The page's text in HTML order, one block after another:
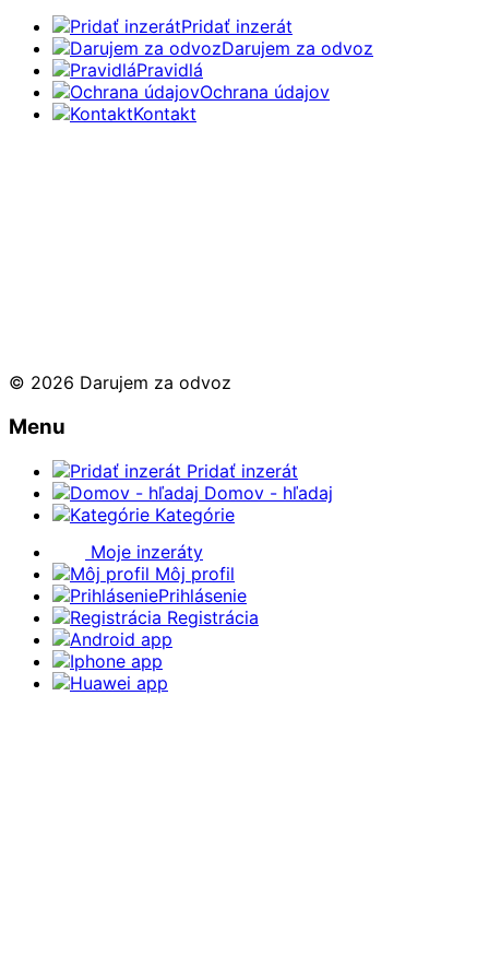
Pridať inzerát
Darujem za odvoz
Pravidlá
Ochrana údajov
Kontakt
© 2026 Darujem za odvoz
Menu
Pridať inzerát
Domov - hľadaj
Kategórie
Moje inzeráty
Môj profil
Prihlásenie
Registrácia